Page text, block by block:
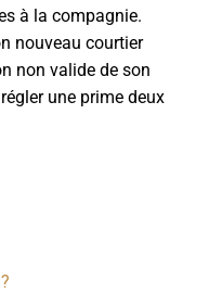
à la compagnie.
nouveau courtier
non valide de son
une prime deux